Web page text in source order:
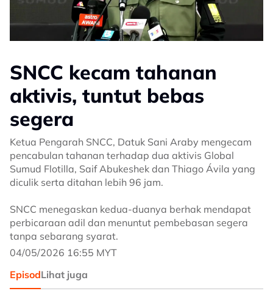
SNCC kecam tahanan
aktivis, tuntut bebas
segera
Ketua Pengarah SNCC, Datuk Sani Araby mengecam
pencabulan tahanan terhadap dua aktivis Global
Sumud Flotilla, Saif Abukeshek dan Thiago Ávila yang
diculik serta ditahan lebih 96 jam.
SNCC menegaskan kedua-duanya berhak mendapat
perbicaraan adil dan menuntut pembebasan segera
tanpa sebarang syarat.
04/05/2026 16:55 MYT
EpisodLihat juga